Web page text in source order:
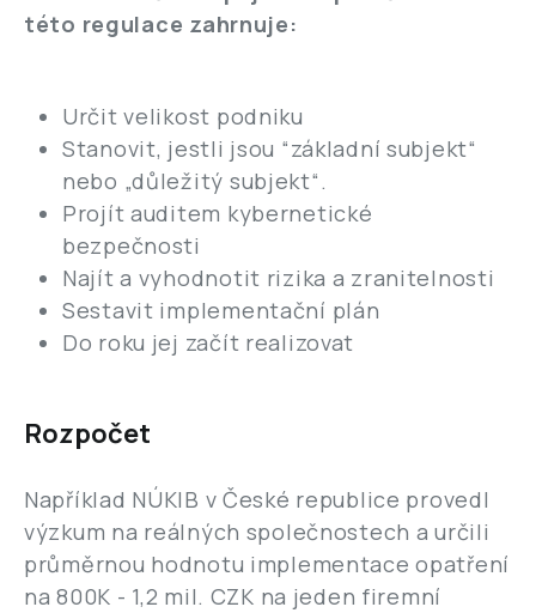
této regulace zahrnuje:
Určit velikost podniku
Stanovit, jestli jsou “základní subjekt“
nebo „důležitý subjekt“.
Projít auditem kybernetické
bezpečnosti
Najít a vyhodnotit rizika a zranitelnosti
Sestavit implementační plán
Do roku jej začít realizovat
Rozpočet
Například NÚKIB v České republice provedl
výzkum na reálných společnostech a určili
průměrnou hodnotu implementace opatření
na 800K - 1,2 mil. CZK na jeden firemní